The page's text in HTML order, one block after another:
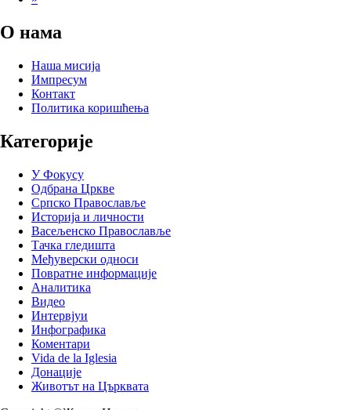
О нама
Наша мисија
Импресум
Контакт
Политика коришћења
Категорије
У Фокусу
Одбрана Цркве
Српско Православље
Историја и личности
Васељенско Православље
Тачка гледишта
Међуверски односи
Повратне информације
Аналитика
Видео
Интервјуи
Инфографика
Коментари
Vida de la Iglesia
Донације
Животът на Църквата